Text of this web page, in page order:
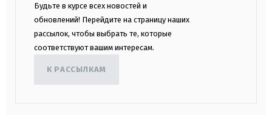
Будьте в курсе всех новостей и
обновлений! Перейдите на страницу наших
рассылок, чтобы выбрать те, которые
соответствуют вашим интересам.
К РАССЫЛКАМ